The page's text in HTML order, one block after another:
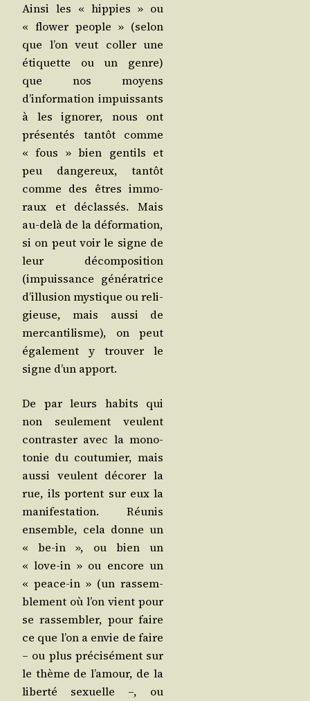
Ain­si les « hip­pies » ou
« flo­wer people » (selon
que l’on veut col­ler une
éti­quette ou un genre)
que nos moyens
d’information impuis­sants
à les igno­rer, nous ont
pré­sen­tés tan­tôt comme
« fous » bien gen­tils et
peu dan­ge­reux, tan­tôt
comme des êtres immo­
raux et déclas­sés. Mais
au-delà de la défor­ma­tion,
si on peut voir le signe de
leur décom­po­si­tion
(impuis­sance géné­ra­trice
d’illusion mys­tique ou reli­
gieuse, mais aus­si de
mer­can­ti­lisme), on peut
éga­le­ment y trou­ver le
signe d’un apport.
De par leurs habits qui
non seule­ment veulent
contras­ter avec la mono­
to­nie du cou­tu­mier, mais
aus­si veulent déco­rer la
rue, ils portent sur eux la
mani­fes­ta­tion. Réunis
ensemble, cela donne un
« be-in », ou bien un
« love-in » ou encore un
« peace-in » (un ras­sem­
ble­ment où l’on vient pour
se ras­sem­bler, pour faire
ce que l’on a envie de faire
– ou plus pré­ci­sé­ment sur
le thème de l’amour, de la
liber­té sexuelle –, ou